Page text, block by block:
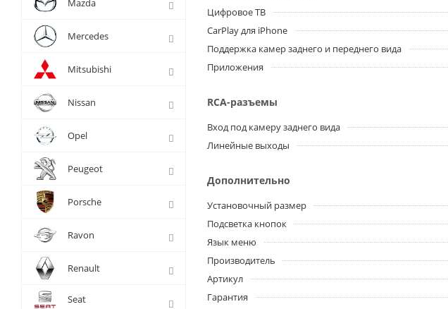
Цифровое ТВ
CarPlay для iPhone
Поддержка камер заднего и переднего вида
Приложения
RCA-разъемы
Вход под камеру заднего вида
Линейные выходы
Дополнительно
Установочный размер
Подсветка кнопок
Язык меню
Производитель
Артикул
Гарантия
Mazda
Mercedes
Mitsubishi
Nissan
Opel
Peugeot
Porsche
Ravon
Renault
Seat